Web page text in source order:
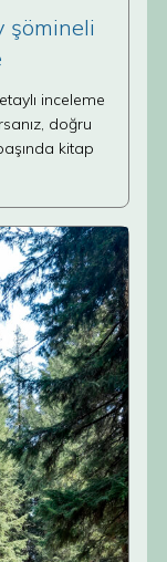
şömineli
inceleme
doğru
kitap